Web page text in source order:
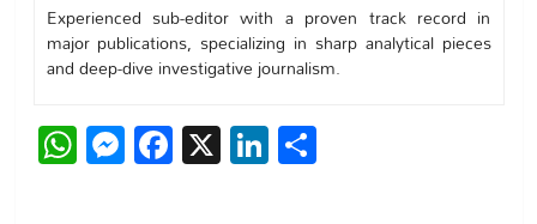
Experienced sub-editor with a proven track record in
major publications, specializing in sharp analytical pieces
and deep-dive investigative journalism.
WhatsApp
Messenger
Facebook
X LinkedIn
Share